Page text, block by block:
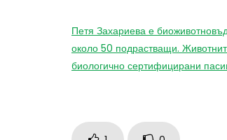
Петя Захариева е
около 50 подрастващи.
биологично сертифицирани